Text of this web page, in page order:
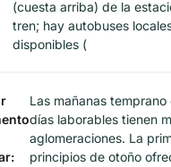
(cuesta arriba) de la
tren; hay autobuses
disponibles (
Las mañanas
días laborables tienen
aglomeraciones. La
principios de otoño